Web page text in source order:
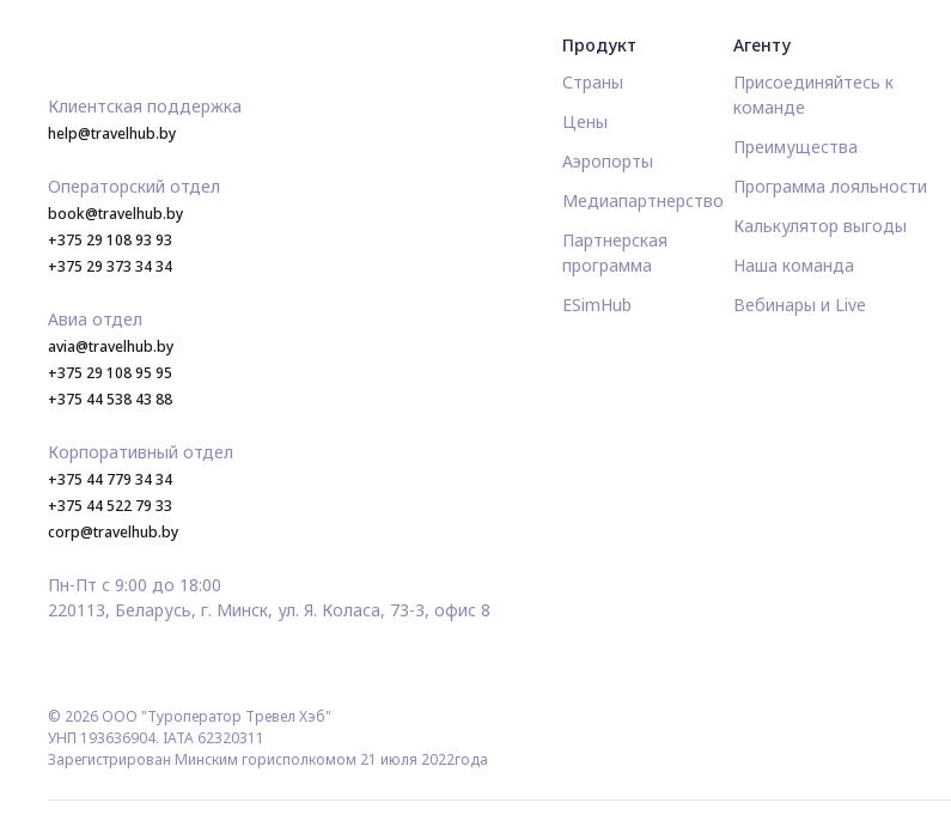
Клиентская поддержка
help@travelhub.by
Операторский отдел
book@travelhub.by
+375 29 108 93 93
+375 29 373 34 34
Авиа отдел
avia@travelhub.by
+375 29 108 95 95
+375 44 538 43 88
Корпоративный отдел
+375 44 779 34 34
+375 44 522 79 33
corp@travelhub.by
Пн-Пт с 9:00 до 18:00
220113, Беларусь, г. Минск, ул. Я. Коласа, 73-3, офис 8
© 2026 ООО "Туроператор Тревел Хэб"
УНП 193636904. IATA 62320311
Зарегистрирован Минским горисполкомом 21 июля 2022года
Продукт
Страны
Цены
Аэропорты
Медиапартнерство
Партнерская
программа
ESimHub
Агенту
Присоединяйтесь к
команде
Преимущества
Программа лояльности
Калькулятор выгоды
Наша команда
Вебинары и Live